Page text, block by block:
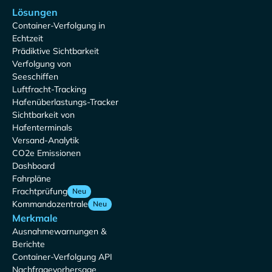
Lösungen
Container-Verfolgung in
Echtzeit
Prädiktive Sichtbarkeit
Verfolgung von
Seeschiffen
Luftfracht-Tracking
Hafenüberlastungs-Tracker
Sichtbarkeit von
Hafenterminals
Versand-Analytik
CO2e Emissionen
Dashboard
Fahrpläne
Frachtprüfung Neu
Kommandozentrale Neu
Merkmale
Ausnahmewarnungen &
Berichte
Container-Verfolgung API
Nachfragevorhersage